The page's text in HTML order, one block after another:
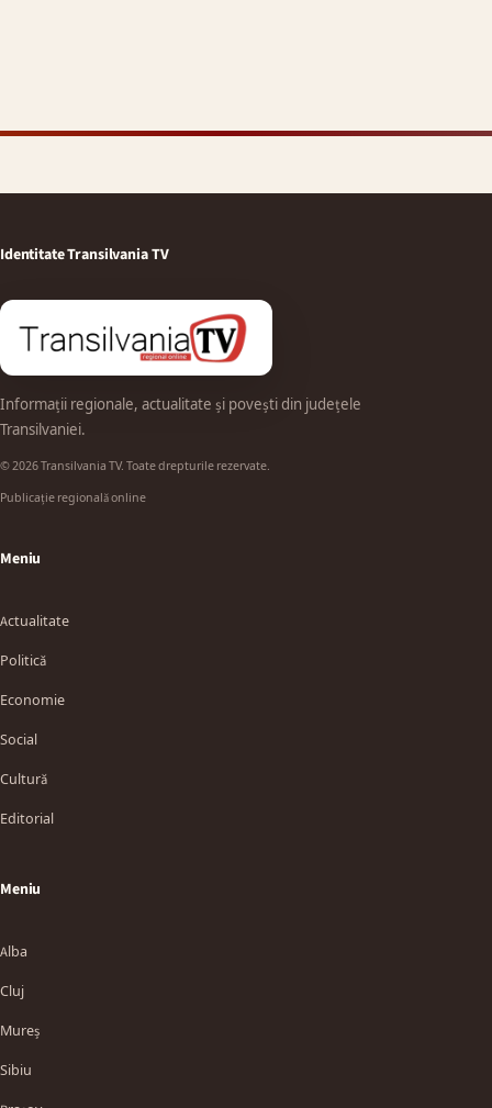
Identitate Transilvania TV
Informații regionale, actualitate și povești din județele
Transilvaniei.
© 2026 Transilvania TV. Toate drepturile rezervate.
Publicație regională online
Meniu
Actualitate
Politică
Economie
Social
Cultură
Editorial
Meniu
Alba
Cluj
Mureș
Sibiu